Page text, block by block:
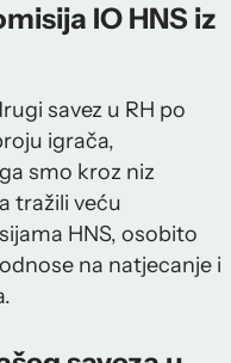
IO HNS iz
savez u RH po
igrača,
smo kroz niz
tražili veću
HNS, osobito
na natjecanje i